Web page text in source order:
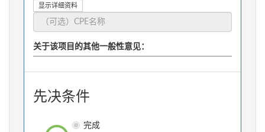
显示详细资料
关于该项目的其他一般性意见：
先决条件
完成